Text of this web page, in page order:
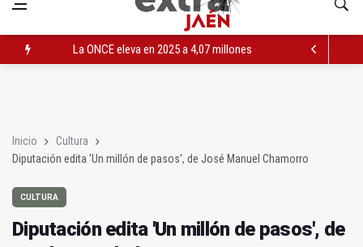
La ONCE eleva en 2025 a 4,07 millones su inversión social en
Inicio
Cultura
Diputación edita 'Un millón de pasos', de José Manuel Chamorro
CULTURA
Diputación edita 'Un millón de pasos', de